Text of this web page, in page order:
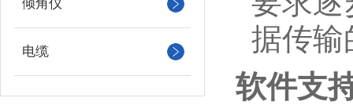
倾角仪
电缆
据传输
软件支